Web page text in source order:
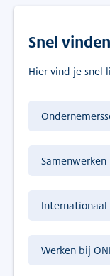
Snel vinden
Hier vind je snel
Werken bij